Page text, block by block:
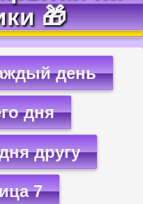
🎁
день
дня
другу
7